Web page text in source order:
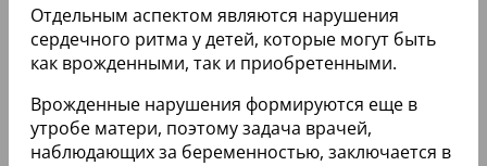
Отдельным аспектом являются нарушения
сердечного ритма у детей, которые могут быть
как врожденными, так и приобретенными.
Врожденные нарушения формируются еще в
утробе матери, поэтому задача врачей,
наблюдающих за беременностью, заключается в